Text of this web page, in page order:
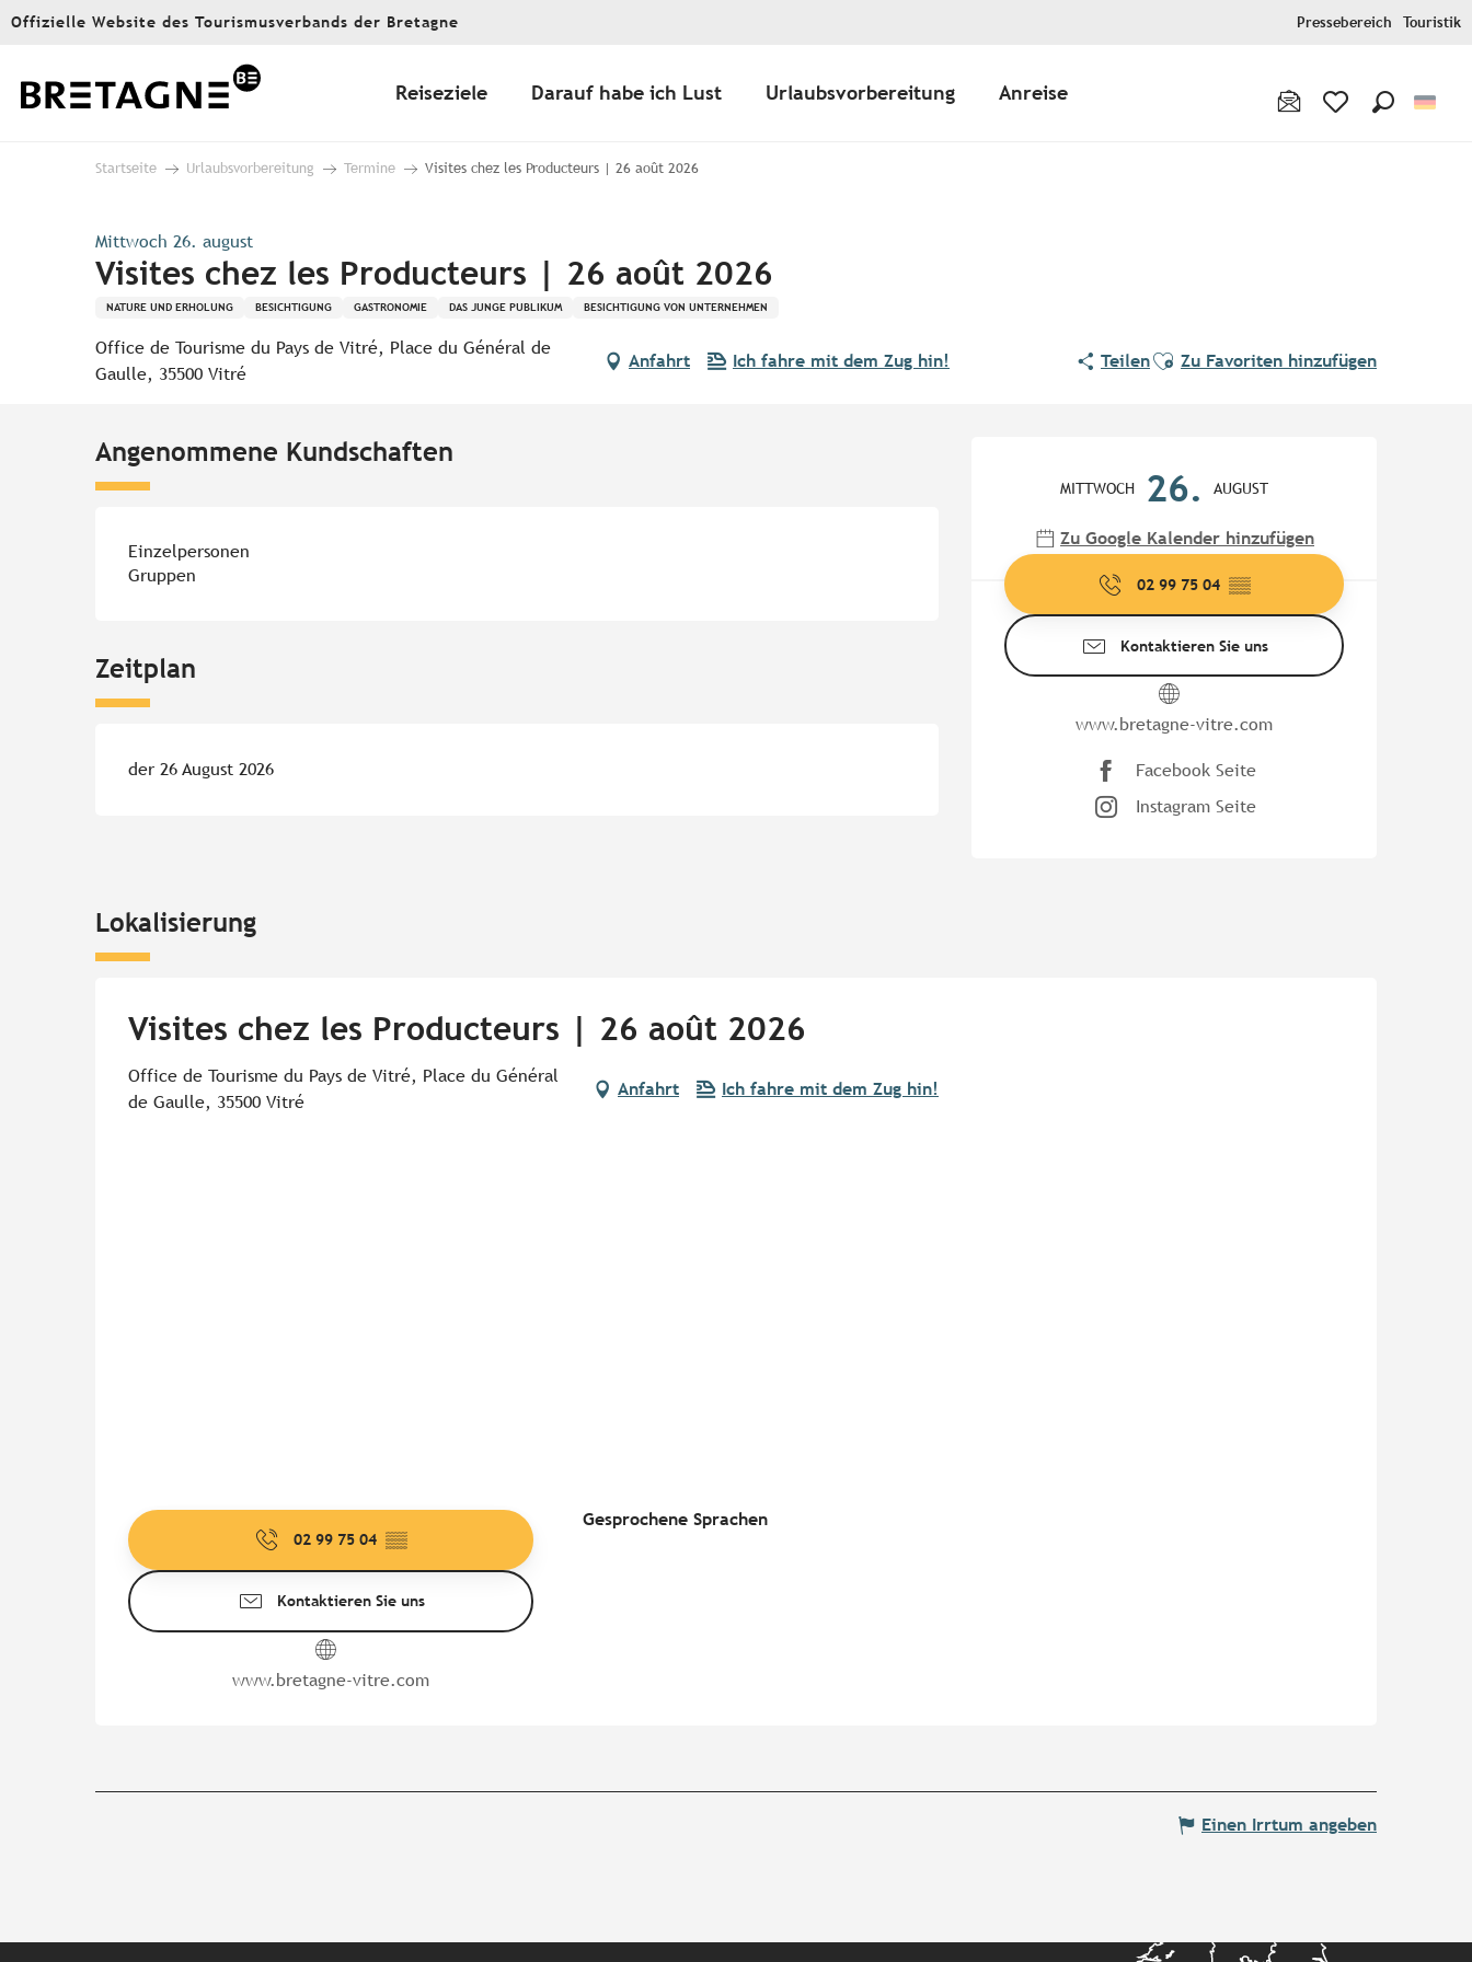
Aller
principal
Offizielle Website des Tourismusverbands der Bretagne Pressebereich Touristik
Reiseziele Darauf habe ich Lust Urlaubsvorbereitung Anreise
Startseite Urlaubsvorbereitung Termine Visites chez les Producteurs | 26 août 2026
Mittwoch 26. august
Visites chez les Producteurs | 26 août 2026
NATURE UND ERHOLUNG BESICHTIGUNG GASTRONOMIE DAS JUNGE PUBLIKUM BESICHTIGUNG VON UNTERNEHMEN
Office de Tourisme du Pays de Vitré, Place du Général de
Gaulle, 35500 Vitré
Anfahrt Ich fahre mit dem Zug hin! TeilenAjouter aux favoris
Zu Favoriten hinzufügen
MITTWOCH 26. AUGUST
Zu Google Kalender hinzufügen
02 99 75 04 ▒▒
Kontaktieren Sie uns
www.bretagne-vitre.com
Facebook Seite
Instagram Seite
Angenommene Kundschaften
Einzelpersonen
Gruppen
Zeitplan
der 26 August 2026
Lokalisierung
Visites chez les Producteurs | 26 août 2026
Office de Tourisme du Pays de Vitré, Place du Général
de Gaulle, 35500 Vitré
Anfahrt Ich fahre mit dem Zug hin!
02 99 75 04 ▒▒
Kontaktieren Sie uns
www.bretagne-vitre.com
Gesprochene Sprachen
Gesprochene Sprachen
Einen Irrtum angeben